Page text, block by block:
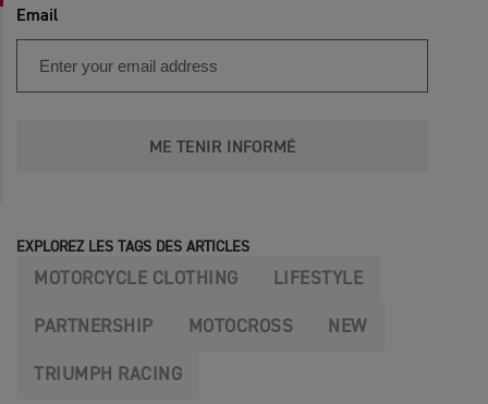
Email
ME TENIR INFORMÉ
EXPLOREZ LES TAGS DES ARTICLES
MOTORCYCLE CLOTHING LIFESTYLE
PARTNERSHIP MOTOCROSS NEW
TRIUMPH RACING